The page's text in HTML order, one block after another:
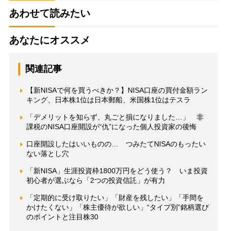
あわせて読みたい
あなたにオススメ
関連記事
【新NISAで何を買うべきか？】NISA口座の買付金額ラン
キング、日本株1位は日本郵船、米国株1位はテスラ
「デメリットを知らず、丸ごと損になりました…」 非
課税のNISA口座開設が“仇”になった個人投資家の後悔
口座開設したはいいものの… つみたてNISAのもったい
ない落とし穴
「新NISA」生涯投資枠1800万円をどう使う？ いま投資
初心者が選ぶなら「2つの投資信託」が有力
「定期的に受け取りたい」「財産を残したい」「手間を
かけたくない」「株主優待が欲しい」“タイプ別”銘柄選び
のポイントと注目株30